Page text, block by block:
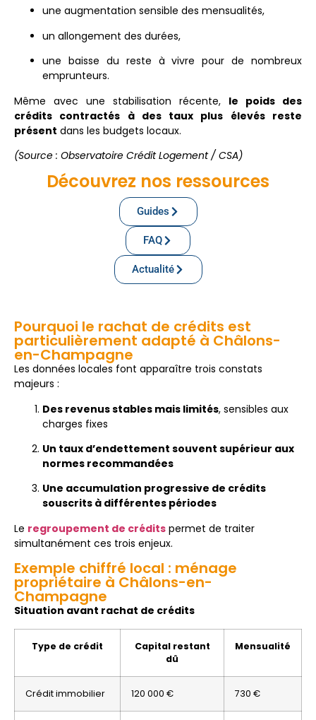
une augmentation sensible des mensualités,
un allongement des durées,
une baisse du reste à vivre pour de nombreux
emprunteurs.
Même avec une stabilisation récente, le poids des
crédits contractés à des taux plus élevés reste
présent dans les budgets locaux.
(Source : Observatoire Crédit Logement / CSA)
Découvrez nos ressources
Guides
FAQ
Actualité
Pourquoi le rachat de crédits est
particulièrement adapté à Châlons-
en-Champagne
Les données locales font apparaître trois constats
majeurs :
Des revenus stables mais limités, sensibles aux
charges fixes
Un taux d’endettement souvent supérieur aux
normes recommandées
Une accumulation progressive de crédits
souscrits à différentes périodes
Le regroupement de crédits permet de traiter
simultanément ces trois enjeux.
Exemple chiffré local : ménage
propriétaire à Châlons-en-
Champagne
Situation avant rachat de crédits
Type de crédit
Capital restant
dû
Mensualité
Crédit immobilier 120 000 € 730 €